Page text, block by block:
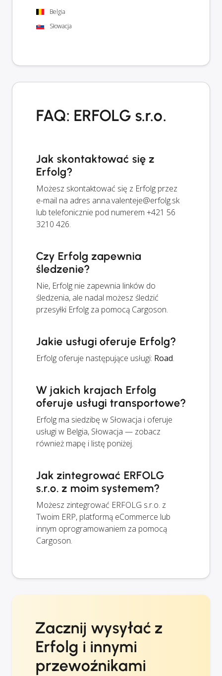
Belgia
Słowacja
FAQ: ERFOLG s.r.o.
Jak skontaktować się z
Erfolg?
Możesz skontaktować się z Erfolg przez
e-mail na adres anna.valenteje@erfolg.sk
lub telefonicznie pod numerem +421 56
3210 426.
Czy Erfolg zapewnia
śledzenie?
Nie, Erfolg nie zapewnia linków do
śledzenia, ale nadal możesz śledzić
przesyłki Erfolg za pomocą Cargoson.
Jakie usługi oferuje Erfolg?
Erfolg oferuje następujące usługi: Road.
W jakich krajach Erfolg
oferuje usługi transportowe?
Erfolg ma siedzibę w Słowacja i oferuje
usługi w Belgia, Słowacja — zobacz
również mapę i listę poniżej.
Jak zintegrować ERFOLG
s.r.o. z moim systemem?
Możesz zintegrować ERFOLG s.r.o. z
Twoim ERP, platformą eCommerce lub
innym oprogramowaniem za pomocą
Cargoson.
Zacznij wysyłać z
Erfolg i innymi
przewoźnikami